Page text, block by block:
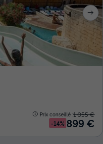
Prix conseillé :1 055 €
-14% 899 €